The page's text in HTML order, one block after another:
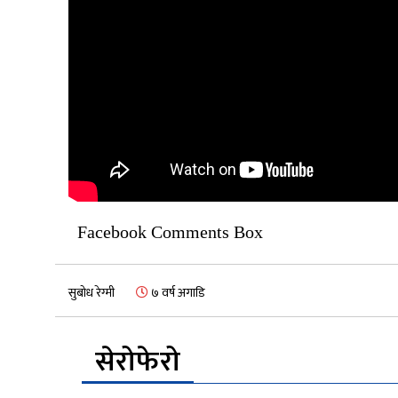
Facebook Comments Box
सुबोध रेग्मी ७ वर्ष अगाडि
सेरोफेरो